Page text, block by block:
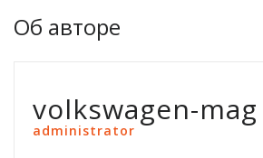
Об авторе
volkswagen-mag
administrator